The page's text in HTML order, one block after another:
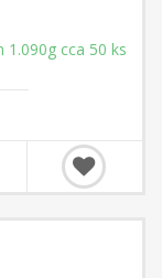
cca 50 ks